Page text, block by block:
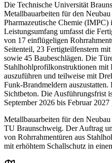
Die Technische Universität
Metallbauarbeiten für den
Pharmazeutische Chemie (IMPC)
Leistungsumfang umfasst die
von 17 einflügeligen
Seitenteil, 23 Fertigteilfenstern
sowie 45 Baubeschlägen. Die
Stahlhohlprofilkonstruktionen
auszuführen und teilweise mit
Funk-Brandmeldern
Sichtbeton. Die Ausführungsfrist
September 2026 bis Februar 2027
Metallbauarbeiten für den
TU Braunschweig. Der Auftrag
von Rohrrahmentüren aus
mit erhöhtem Schallschutz in